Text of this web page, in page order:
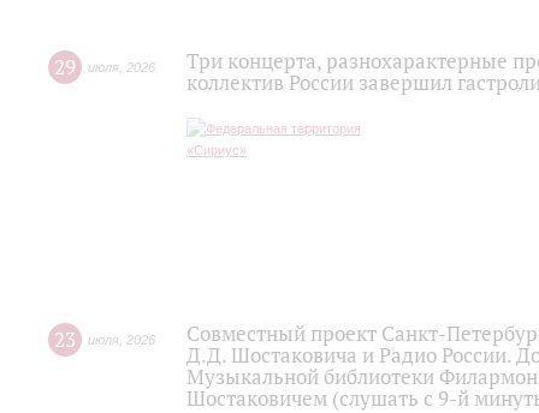
29 июля 2026
Три концерта, разнохарактерные
коллектив России завершил
23 июля 2026
Совместный проект Санкт-
Д.Д. Шостаковича и Радио России.
Музыкальной библиотеки
Шостаковичем (слушать с 9-й